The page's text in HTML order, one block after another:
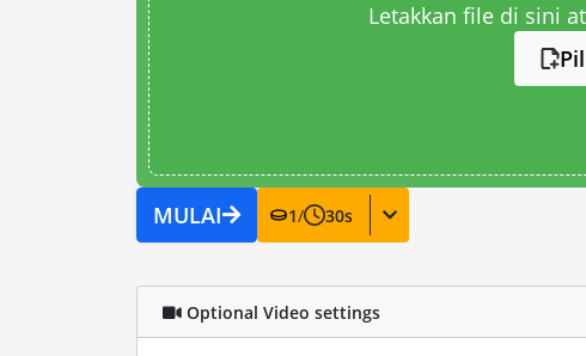
Letakkan file di sini
MULAI 1/ 30s
Optional Video settings